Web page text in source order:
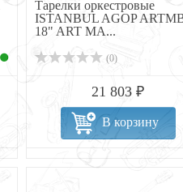
Тарелки оркестровые
ISTANBUL AGOP
18" ART MA...
(0)
21 803 ₽
В корзину